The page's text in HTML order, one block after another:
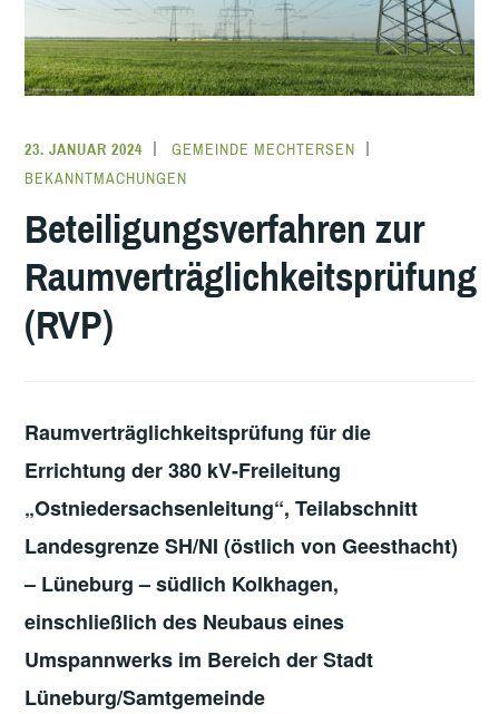
23. JANUAR 2024
GEMEINDE MECHTERSEN
BEKANNTMACHUNGEN
Beteiligungsverfahren zur
Raumverträglichkeitsprüfung
(RVP)
Raumverträglichkeitsprüfung für die
Errichtung der 380 kV-Freileitung
„Ostniedersachsenleitung“, Teilabschnitt
Landesgrenze SH/NI (östlich von Geesthacht)
– Lüneburg – südlich Kolkhagen,
einschließlich des Neubaus eines
Umspannwerks im Bereich der Stadt
Lüneburg/Samtgemeinde